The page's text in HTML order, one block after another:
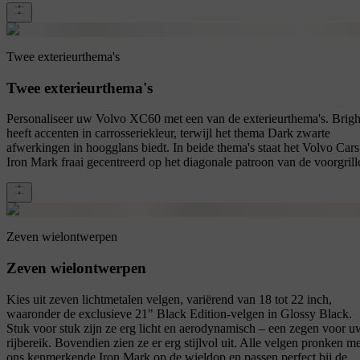
Twee exterieurthema's
Twee exterieurthema's
Personaliseer uw Volvo XC60 met een van de exterieurthema's.
heeft accenten in carrosseriekleur, terwijl het thema Dark zwarte
afwerkingen in hoogglans biedt. In beide thema's staat het Volvo Cars
Iron Mark fraai gecentreerd op het diagonale patroon van de
Zeven wielontwerpen
Zeven wielontwerpen
Kies uit zeven lichtmetalen velgen, variërend van 18 tot 22 inch,
waaronder de exclusieve 21" Black Edition-velgen in Glossy Black.
Stuk voor stuk zijn ze erg licht en aerodynamisch – een zegen voor
rijbereik. Bovendien zien ze er erg stijlvol uit. Alle velgen pronken
ons kenmerkende Iron Mark op de wieldop en passen perfect bij de